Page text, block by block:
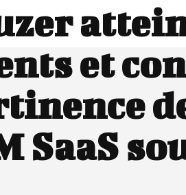
et
SaaS